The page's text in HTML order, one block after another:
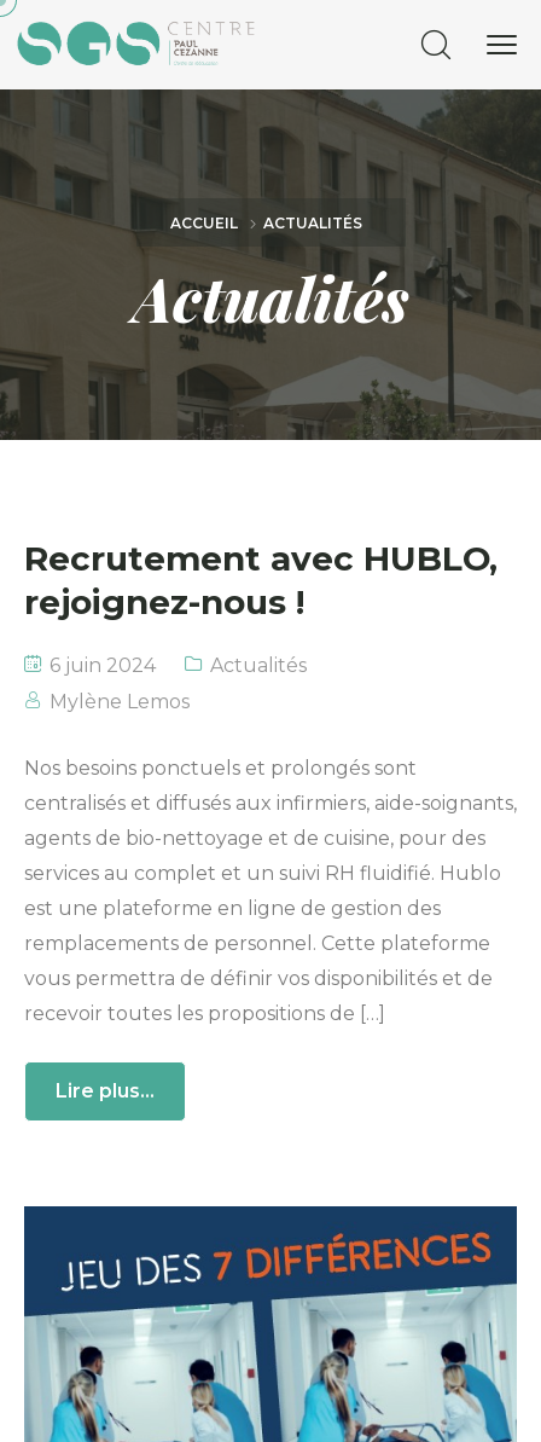
ACCUEIL ACTUALITÉS
Actualités
Recrutement avec HUBLO,
rejoignez-nous !
6 juin 2024
Actualités
Mylène Lemos
Nos besoins ponctuels et prolongés sont
centralisés et diffusés aux infirmiers, aide-soignants,
agents de bio-nettoyage et de cuisine, pour des
services au complet et un suivi RH fluidifié. Hublo
est une plateforme en ligne de gestion des
remplacements de personnel. Cette plateforme
vous permettra de définir vos disponibilités et de
recevoir toutes les propositions de […]
Lire plus...